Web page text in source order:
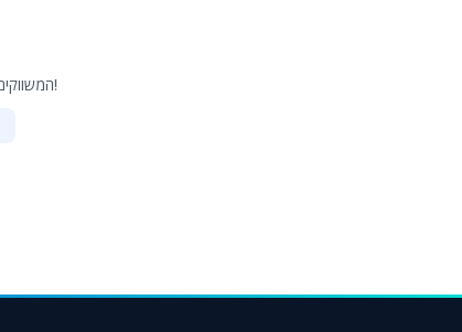
המשווקים הטובים ביותר יקבלו חשיפה בעמוד שלנו, חבילת מתנה אישית והצעות בלעדיות לפני כולם!